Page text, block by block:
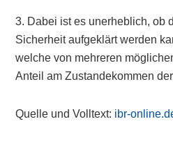
3. Dabei ist es unerheblich, ob
Sicherheit aufgeklärt werden
welche von mehreren
Anteil am Zustandekommen
Quelle und Volltext: ibr-